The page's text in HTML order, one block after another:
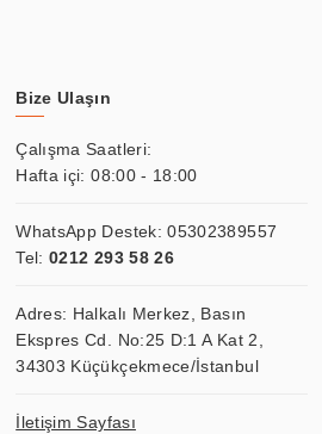
Bize Ulaşın
Çalışma Saatleri:
Hafta içi: 08:00 - 18:00
WhatsApp Destek:05302389557
Tel: 0212 293 58 26
Adres: Halkalı Merkez, Basın
Ekspres Cd. No:25 D:1 A Kat 2,
34303 Küçükçekmece/İstanbul
İletişim Sayfası